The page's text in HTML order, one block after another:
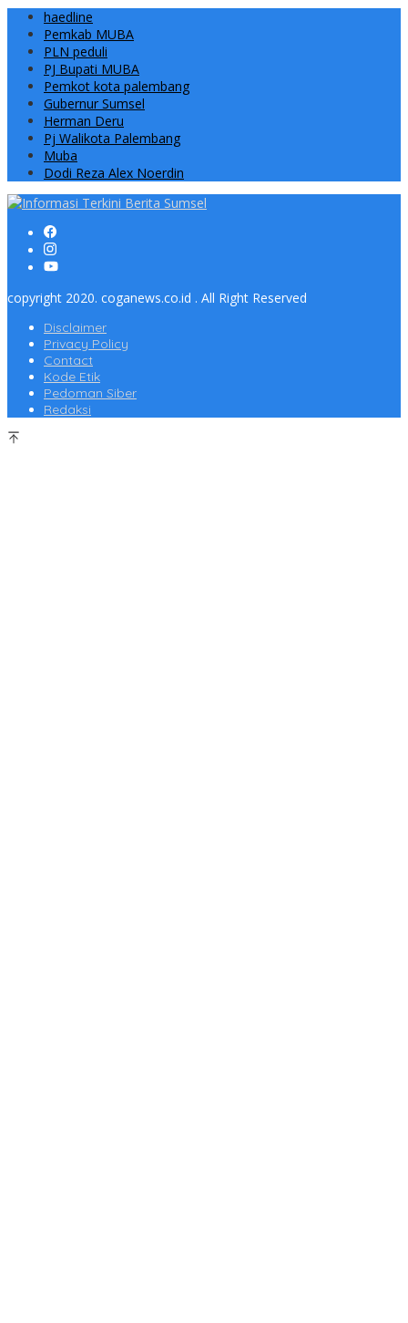
haedline
Pemkab MUBA
PLN peduli
PJ Bupati MUBA
Pemkot kota palembang
Gubernur Sumsel
Herman Deru
Pj Walikota Palembang
Muba
Dodi Reza Alex Noerdin
copyright 2020. coganews.co.id . All Right Reserved
Disclaimer
Privacy Policy
Contact
Kode Etik
Pedoman Siber
Redaksi